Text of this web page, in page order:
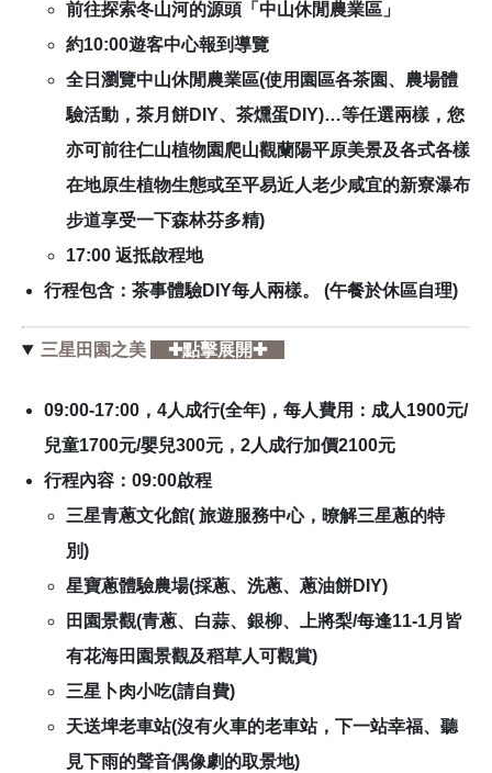
前往探索冬山河的源頭「中山休閒農業區」
約10:00遊客中心報到導覽
全日瀏覽中山休閒農業區(使用園區各茶園、農場體
驗活動，茶月餅DIY、茶燻蛋DIY)…等任選兩樣，您
亦可前往仁山植物園爬山觀蘭陽平原美景及各式各樣
在地原生植物生態或至平易近人老少咸宜的新寮瀑布
步道享受一下森林芬多精)
17:00 返抵啟程地
行程包含：茶事體驗DIY每人兩樣。 (午餐於休區自理)
三星田園之美 ✚點擊展開✚
09:00-17:00， 4人成行(全年)，每人費用：成人1900元/
兒童1700元/嬰兒300元，2人成行加價2100元
行程內容： 09:00啟程
三星青蔥文化館( 旅遊服務中心，暸解三星蔥的特
別)
星寶蔥體驗農場(採蔥、洗蔥、蔥油餅DIY)
田園景觀(青蔥、白蒜、銀柳、上將梨/每逢11-1月皆
有花海田園景觀及稻草人可觀賞)
三星卜肉小吃(請自費)
天送埤老車站(沒有火車的老車站，下一站幸福、聽
見下雨的聲音偶像劇的取景地)